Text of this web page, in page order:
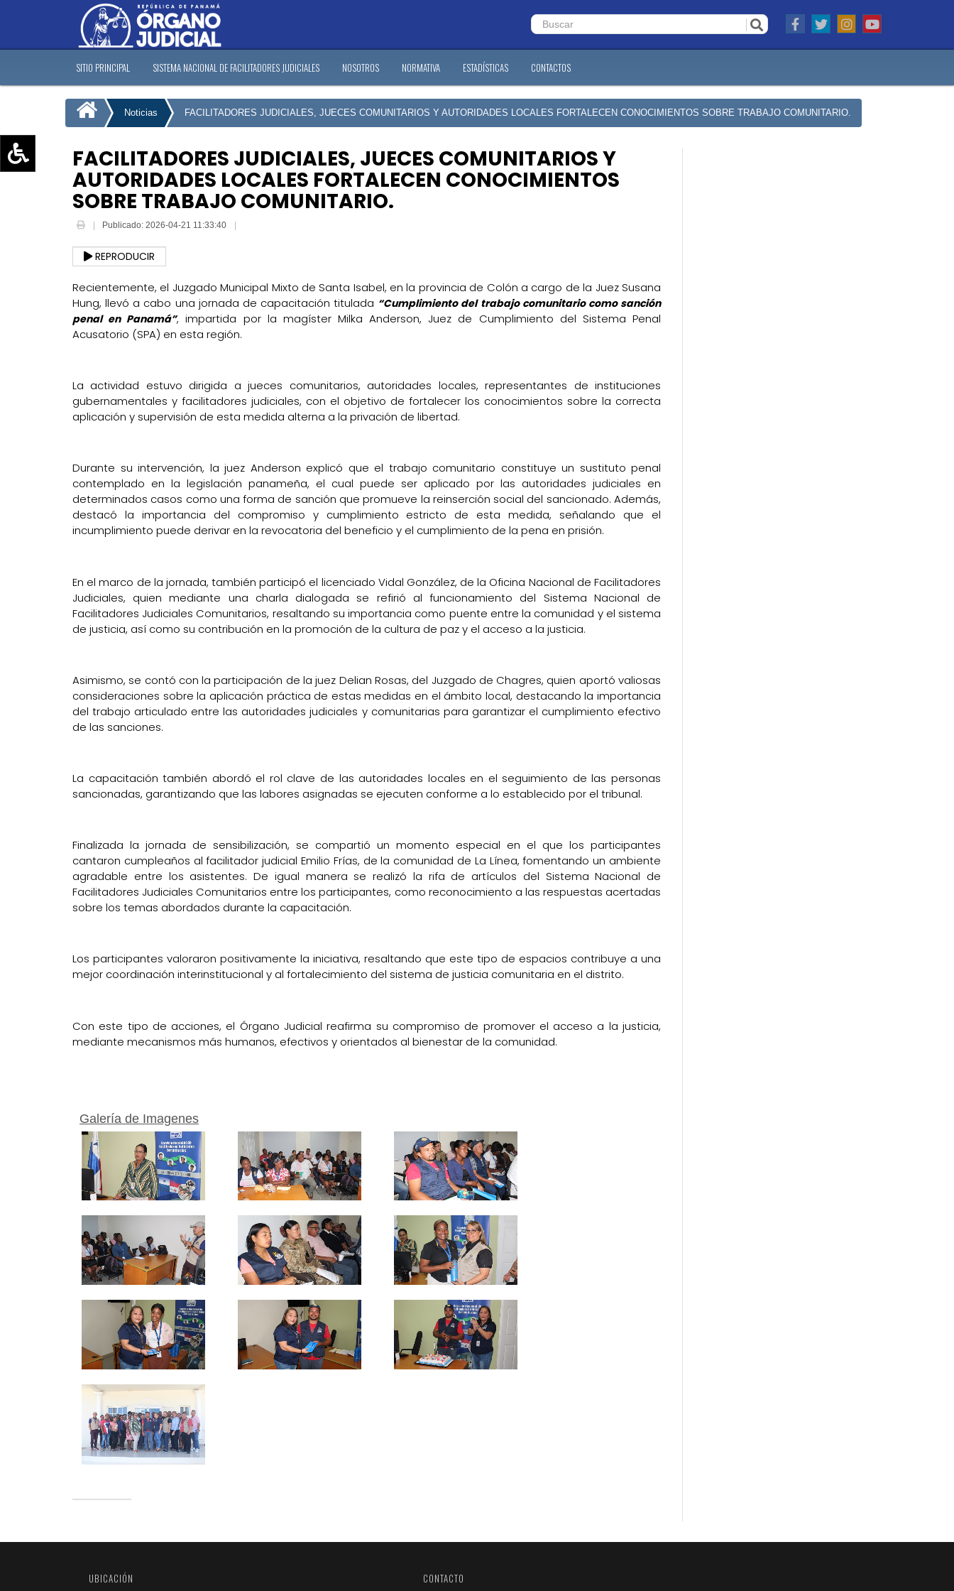
Aumentar texto (+)
Reducir texto (-)
Escala de grises
SITIO PRINCIPAL SISTEMA NACIONAL DE FACILITADORES JUDICIALES NOSOTROS NORMATIVA ESTADÍSTICAS CONTACTOS
Noticias FACILITADORES JUDICIALES, JUECES COMUNITARIOS Y AUTORIDADES LOCALES FORTALECEN CONOCIMIENTOS SOBRE TRABAJO COMUNITARIO.
FACILITADORES JUDICIALES, JUECES COMUNITARIOS Y
AUTORIDADES LOCALES FORTALECEN CONOCIMIENTOS
SOBRE TRABAJO COMUNITARIO.
Publicado: 2026-04-21 11:33:40
REPRODUCIR
Recientemente, el Juzgado Municipal Mixto de Santa Isabel, en la provincia de Colón a cargo de la Juez Susana
Hung, llevó a cabo una jornada de capacitación titulada “Cumplimiento del trabajo comunitario como sanción
penal en Panamá”, impartida por la magíster Milka Anderson, Juez de Cumplimiento del Sistema Penal
Acusatorio (SPA) en esta región.
La actividad estuvo dirigida a jueces comunitarios, autoridades locales, representantes de instituciones
gubernamentales y facilitadores judiciales, con el objetivo de fortalecer los conocimientos sobre la correcta
aplicación y supervisión de esta medida alterna a la privación de libertad.
Durante su intervención, la juez Anderson explicó que el trabajo comunitario constituye un sustituto penal
contemplado en la legislación panameña, el cual puede ser aplicado por las autoridades judiciales en
determinados casos como una forma de sanción que promueve la reinserción social del sancionado. Además,
destacó la importancia del compromiso y cumplimiento estricto de esta medida, señalando que el
incumplimiento puede derivar en la revocatoria del beneficio y el cumplimiento de la pena en prisión.
En el marco de la jornada, también participó el licenciado Vidal González, de la Oficina Nacional de Facilitadores
Judiciales, quien mediante una charla dialogada se refirió al funcionamiento del Sistema Nacional de
Facilitadores Judiciales Comunitarios, resaltando su importancia como puente entre la comunidad y el sistema
de justicia, así como su contribución en la promoción de la cultura de paz y el acceso a la justicia.
Asimismo, se contó con la participación de la juez Delian Rosas, del Juzgado de Chagres, quien aportó valiosas
consideraciones sobre la aplicación práctica de estas medidas en el ámbito local, destacando la importancia
del trabajo articulado entre las autoridades judiciales y comunitarias para garantizar el cumplimiento efectivo
de las sanciones.
La capacitación también abordó el rol clave de las autoridades locales en el seguimiento de las personas
sancionadas, garantizando que las labores asignadas se ejecuten conforme a lo establecido por el tribunal.
Finalizada la jornada de sensibilización, se compartió un momento especial en el que los participantes
cantaron cumpleaños al facilitador judicial Emilio Frías, de la comunidad de La Línea, fomentando un ambiente
agradable entre los asistentes. De igual manera se realizó la rifa de artículos del Sistema Nacional de
Facilitadores Judiciales Comunitarios entre los participantes, como reconocimiento a las respuestas acertadas
sobre los temas abordados durante la capacitación.
Los participantes valoraron positivamente la iniciativa, resaltando que este tipo de espacios contribuye a una
mejor coordinación interinstitucional y al fortalecimiento del sistema de justicia comunitaria en el distrito.
Con este tipo de acciones, el Órgano Judicial reafirma su compromiso de promover el acceso a la justicia,
mediante mecanismos más humanos, efectivos y orientados al bienestar de la comunidad.
Galería de Imagenes
UBICACIÓN CONTACTO